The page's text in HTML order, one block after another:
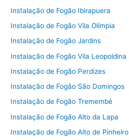
Instalação de Fogão Ibirapuera
Instalação de Fogão Vila Olímpia
Instalação de Fogão Jardins
Instalação de Fogão Vila Leopoldina
Instalação de Fogão Perdizes
Instalação de Fogão São Domingos
Instalação de Fogão Tremembé
Instalação de Fogão Alto da Lapa
Instalação de Fogão Alto de Pinheiro